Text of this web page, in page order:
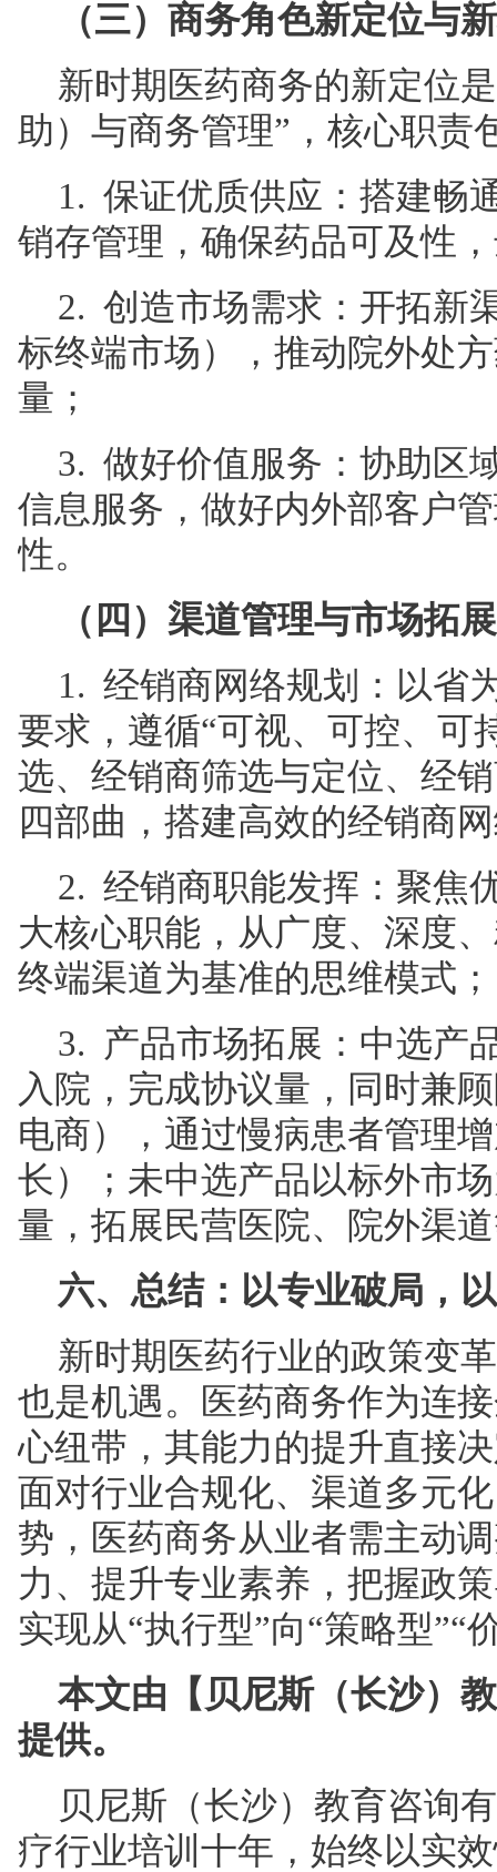
（三）商务角色新定位与
新时期医药商务的新定位
助）与商务管理”，核心职责
1. 保证优质供应：搭建畅
销存管理，确保药品可及性
2. 创造市场需求：开拓新
标终端市场），推动院外处
量；
3. 做好价值服务：协助区
信息服务，做好内外部客户
性。
（四）渠道管理与市场拓
1. 经销商网络规划：以省
要求，遵循“可视、可控、可
选、经销商筛选与定位、经
四部曲，搭建高效的经销商
2. 经销商职能发挥：聚焦
大核心职能，从广度、深度
终端渠道为基准的思维模式；
3. 产品市场拓展：中选产
入院，完成协议量，同时兼
电商），通过慢病患者管理
长）；未中选产品以标外市
量，拓展民营医院、院外渠
六、总结：以专业破局，
新时期医药行业的政策变
也是机遇。医药商务作为连
心纽带，其能力的提升直接
面对行业合规化、渠道多元
势，医药商务从业者需主动
力、提升专业素养，把握政
实现从“执行型”向“策略型”“
本文由【贝尼斯（长沙）
提供。
贝尼斯（长沙）教育咨询
疗行业培训十年，始终以实